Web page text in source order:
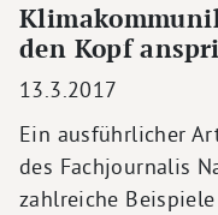
den Kopf
13.3.2017
Ein ausführlicher
des Fachjournalis
zahlreiche